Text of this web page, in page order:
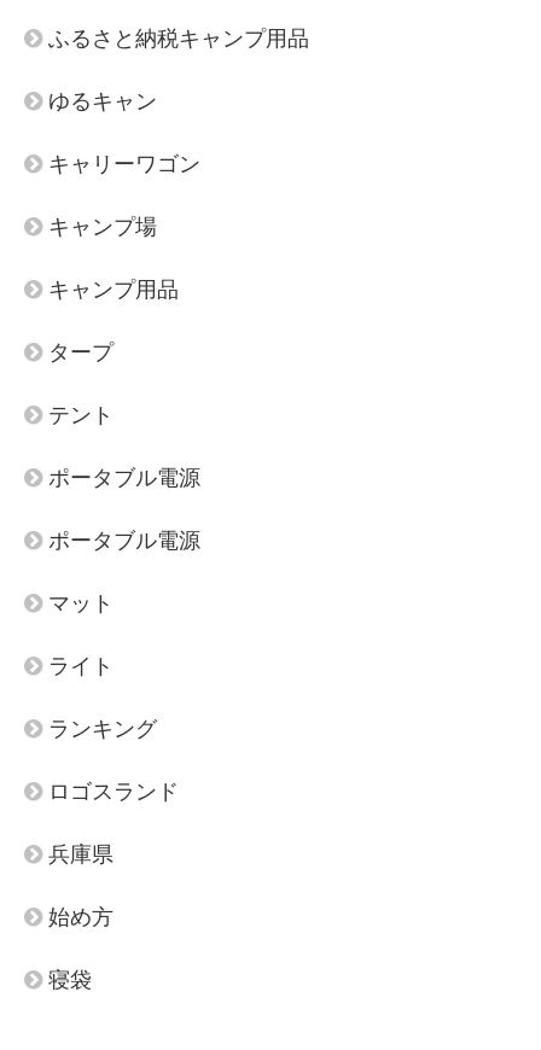
ふるさと納税キャンプ用品
ゆるキャン
キャリーワゴン
キャンプ場
キャンプ用品
タープ
テント
ポータブル電源
ポータブル電源
マット
ライト
ランキング
ロゴスランド
兵庫県
始め方
寝袋